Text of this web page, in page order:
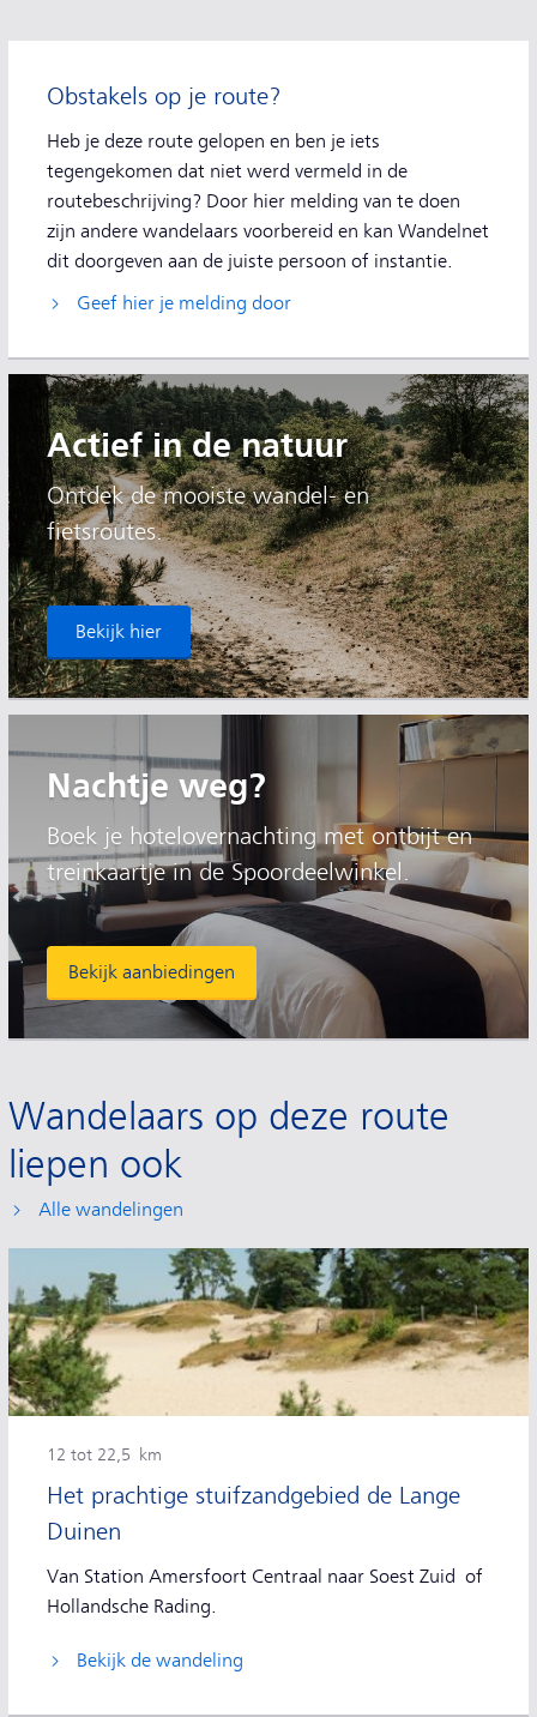
Extra informatie
Obstakels op je route?
Heb je deze route gelopen en ben je iets
tegengekomen dat niet werd vermeld in de
routebeschrijving? Door hier melding van te doen
zijn andere wandelaars voorbereid en kan Wandelnet
dit doorgeven aan de juiste persoon of instantie.
Geef hier je melding door
Actief in de natuur
Ontdek de mooiste wandel- en
fietsroutes.
Bekijk hier
Nachtje weg?
Boek je hotelovernachting met ontbijt en
treinkaartje in de Spoordeelwinkel.
Bekijk aanbiedingen
Wandelaars op deze route
liepen ook
Alle wandelingen
Het prachtige stuifzandgebied de Lange
Duinen
12 tot 22,5 km
Van Station Amersfoort Centraal naar Soest Zuid of
Hollandsche Rading.
Bekijk de wandeling